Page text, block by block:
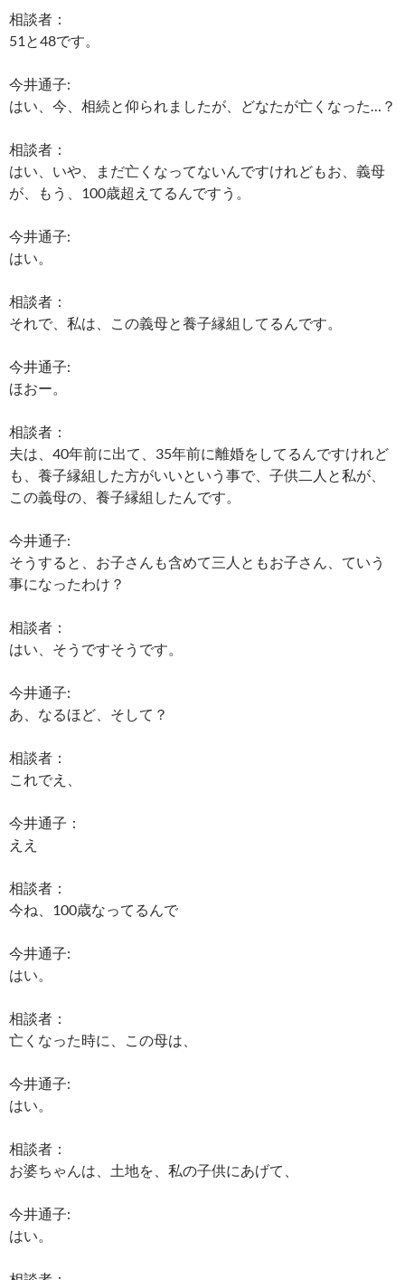
相談者：
51と48です。
今井通子:
はい、今、相続と仰られましたが、どなたが亡くなった…？
相談者：
はい、いや、まだ亡くなってないんですけれどもお、義母
が、もう、100歳超えてるんですう。
今井通子:
はい。
相談者：
それで、私は、この義母と養子縁組してるんです。
今井通子:
ほおー。
相談者：
夫は、40年前に出て、35年前に離婚をしてるんですけれど
も、養子縁組した方がいいという事で、子供二人と私が、
この義母の、養子縁組したんです。
今井通子:
そうすると、お子さんも含めて三人ともお子さん、ていう
事になったわけ？
相談者：
はい、そうですそうです。
今井通子:
あ、なるほど、そして？
相談者：
これでえ、
今井通子：
ええ
相談者：
今ね、100歳なってるんで
今井通子:
はい。
相談者：
亡くなった時に、この母は、
今井通子:
はい。
相談者：
お婆ちゃんは、土地を、私の子供にあげて、
今井通子:
はい。